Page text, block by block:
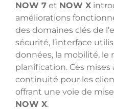
NOW 7 et NOW X
améliorations
des domaines clés de
sécurité, l’interface
données, la mobilité, le
planification. Ces mises
continuité pour les
offrant une voie de
NOW X.